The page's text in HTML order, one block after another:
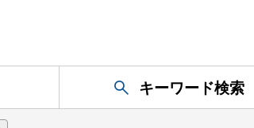
キーワード検索